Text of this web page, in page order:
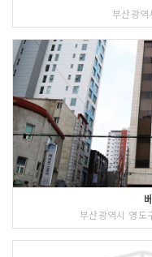
부산광
부산광역시 영